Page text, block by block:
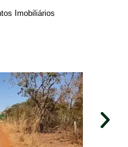
Imobiliários